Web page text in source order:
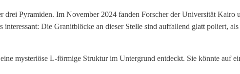
drei Pyramiden. Im November 2024 fanden Forscher der Universität
Die Granitblöcke an dieser Stelle sind auffallend glatt poliert,
mysteriöse L-förmige Struktur im Untergrund entdeckt. Sie könnte auf